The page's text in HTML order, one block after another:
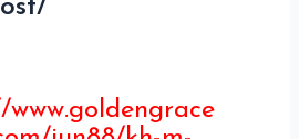
www.goldengrace